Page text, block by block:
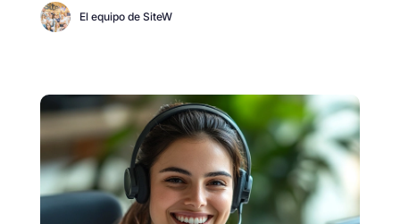
El equipo de SiteW